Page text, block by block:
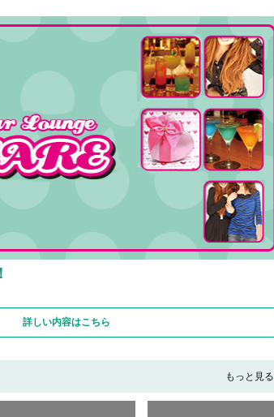
詳しい内容はこちら
もっと見る